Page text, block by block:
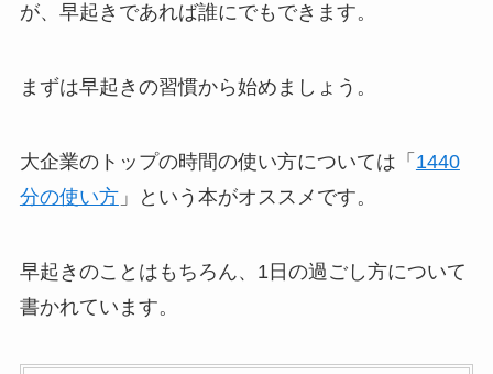
が、早起きであれば誰にでもできます。
まずは早起きの習慣から始めましょう。
大企業のトップの時間の使い方については「 1440
分の使い方」という本がオススメです。
早起きのことはもちろん、1日の過ごし方について
書かれています。